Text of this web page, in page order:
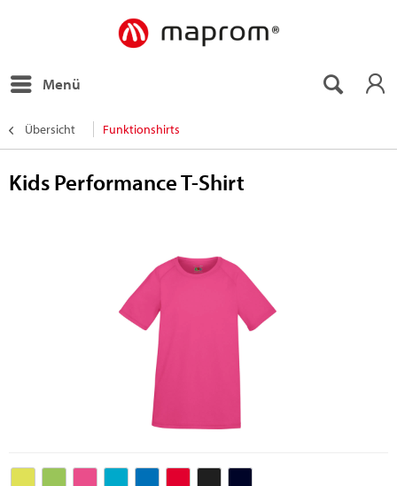
Menü
Übersicht Funktionshirts
Kids Performance T-Shirt